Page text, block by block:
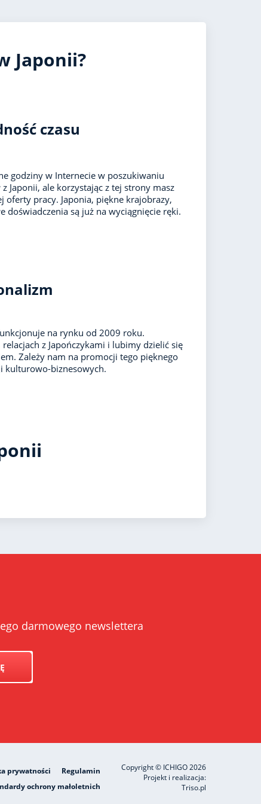
Japonii?
czasu
godziny w Internecie w poszukiwaniu
Japonii, ale korzystając z tej strony masz
oferty pracy. Japonia, piękne krajobrazy,
doświadczenia są już na wyciągnięcie ręki.
na rynku od 2009 roku.
z Japończykami i lubimy dzielić się
Zależy nam na promocji tego pięknego
kulturowo-biznesowych.
darmowego newslettera
prywatności
Regulamin
ochrony małoletnich
Copyright © ICHIGO 2026
Projekt i realizacja:
Triso.pl